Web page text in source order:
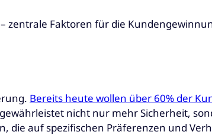
zentrale Faktoren für die
Bereits heute wollen über 60% der
nicht nur mehr Sicherheit,
die auf spezifischen Präferenzen und